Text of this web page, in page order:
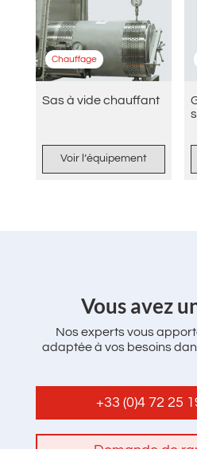
Chauffage
Sas à vide chauffant
Voir l’équipement
‌Vous avez
Nos experts vous
adaptée à vos besoins
+33 (0)4 72 25